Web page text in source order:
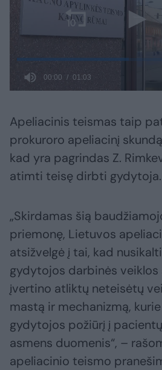
Apeliacinis teismas taip
prokuroro apeliacinį
kad yra pagrindas Z.
atimti teisę dirbti gydytoja.
„Skirdamas šią
priemonę, Lietuvos
atsižvelgė į tai, kad
gydytojos darbinės veiklos
įvertino atliktų neteisėtų
mastą ir mechanizmą,
gydytojos požiūrį į
asmens duomenis“, –
apeliacinio teismo